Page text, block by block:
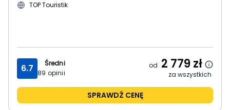
TOP Touristik
6.7
Średni
89 opinii
od 2 779zł
za wszystkich
SPRAWDŹ CENĘ